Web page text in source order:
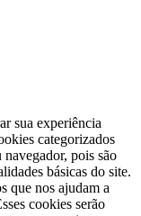
sua experiência
categorizados
navegador, pois são
básicas do site.
que nos ajudam a
cookies serão